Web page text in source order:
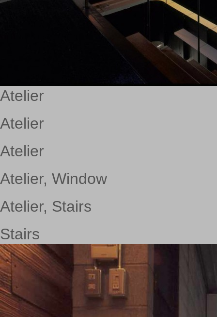
Atelier
Atelier
Atelier
Atelier, Window
Atelier, Stairs
Stairs